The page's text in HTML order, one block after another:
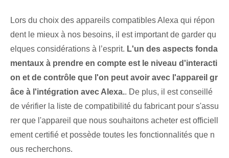
Lors du choix des appareils compatibles Alexa qui répon
dent le mieux à nos besoins, il est important de garder qu
elques considérations à l’esprit.​ L'un des aspects fonda
mentaux à prendre en compte est le niveau d'interacti
on et de contrôle que l'on peut avoir avec l'appareil gr
âce à l'intégration avec Alexa.. De plus, il est conseillé
de vérifier la liste de compatibilité du fabricant pour s'assu
rer que l'appareil que nous souhaitons acheter est officiell
ement certifié et possède toutes les fonctionnalités que n
ous recherchons.